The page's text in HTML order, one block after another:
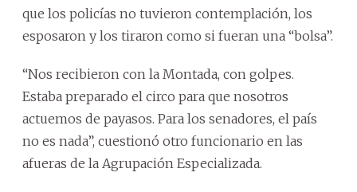
que los policías no tuvieron contemplación, los
esposaron y los tiraron como si fueran una “bolsa”.
“Nos recibieron con la Montada, con golpes.
Estaba preparado el circo para que nosotros
actuemos de payasos. Para los senadores, el país
no es nada”, cuestionó otro funcionario en las
afueras de la Agrupación Especializada.